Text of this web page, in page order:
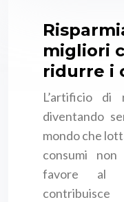
migliori
ridurre i
L’artificio di
diventando
mondo che
consumi
favore al